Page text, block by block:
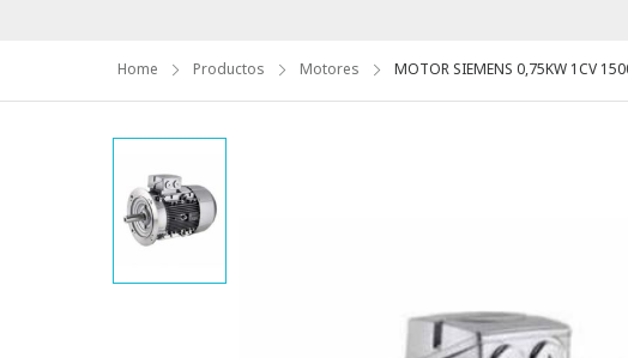
Home Productos Motores MOTOR SIEMENS 0,75KW 1CV